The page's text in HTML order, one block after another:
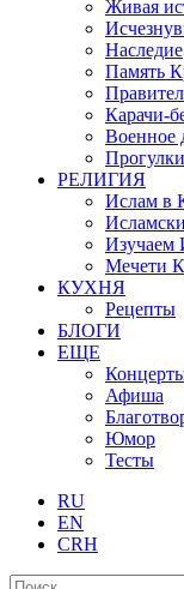
Живая
Наследие
Память
Карачи-
Военное
РЕЛИГИЯ
Ислам в
Изучаем
Мечети
КУХНЯ
Рецепты
БЛОГИ
ЕЩЕ
Афиша
Юмор
Тесты
RU
EN
CRH